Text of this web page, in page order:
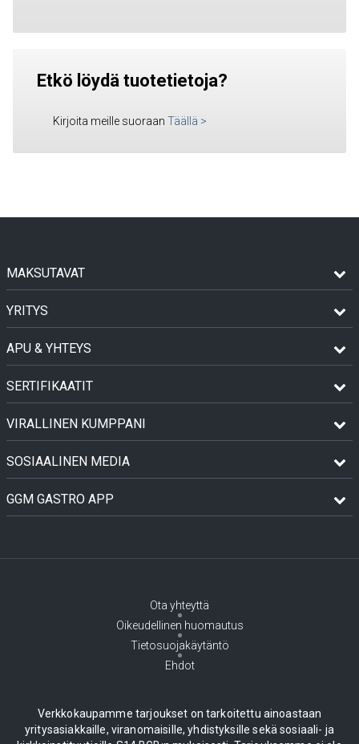
Etkö löydä tuotetietoja?
Kirjoita meille suoraan Täällä >
MAKSUTAVAT
YRITYS
APU & YHTEYS
SERTIFIKAATIT
VIRALLINEN KUMPPANI
SOSIAALINEN MEDIA
GGM GASTRO APP
Ota yhteyttä
Oikeudellinen huomautus
Tietosuojakäytäntö
Ehdot
Verkkokaupamme tarjoukset on tarkoitettu ainoastaan
yritysasiakkaille, viranomaisille, yhdistyksille sekä sosiaali- ja